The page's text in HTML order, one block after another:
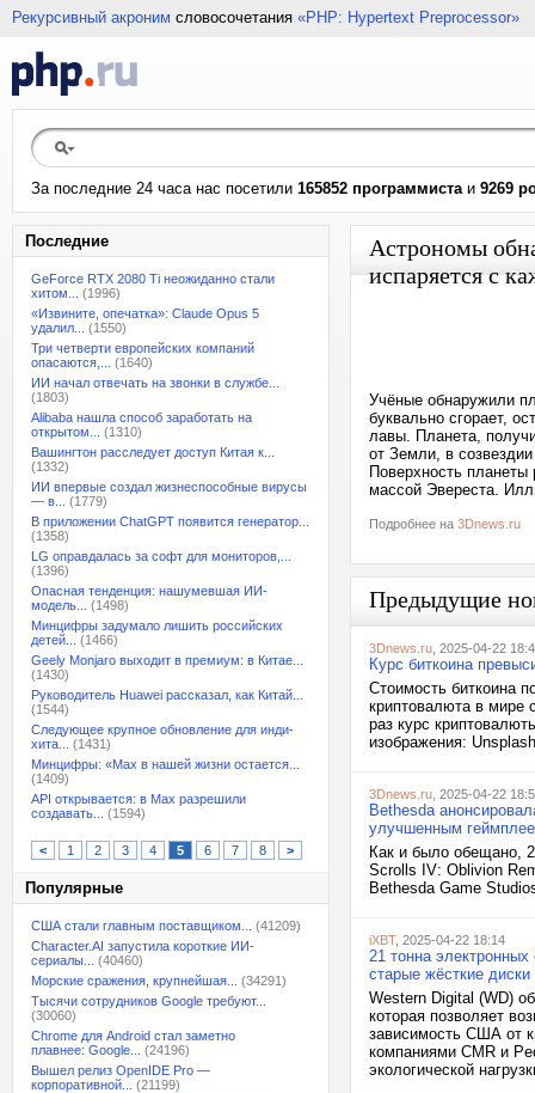
Рекурсивный акроним словосочетания «PHP: Hypertext Preprocessor»
За последние 24 часа нас посетили 165852 программистаи 9269
Последние
GeForce RTX 2080 Ti неожиданно стали
хитом...
(1996)
«Извините, опечатка»: Claude Opus 5
удалил...
(1550)
Три четверти европейских компаний
опасаются,...
(1640)
ИИ начал отвечать на звонки в службе...
(1803)
Alibaba нашла способ заработать на
открытом...
(1310)
Вашингтон расследует доступ Китая к...
(1332)
ИИ впервые создал жизнеспособные вирусы
— в...
(1779)
В приложении ChatGPT появится генератор...
(1358)
LG оправдалась за софт для мониторов,...
(1396)
Опасная тенденция: нашумевшая ИИ-
модель...
(1498)
Минцифры задумало лишить российских
детей...
(1466)
Geely Monjaro выходит в премиум: в Китае...
(1430)
Руководитель Huawei рассказал, как Китай...
(1544)
Следующее крупное обновление для инди-
хита...
(1431)
Минцифры: «Max в нашей жизни остается...
(1409)
API открывается: в Max разрешили
создавать...
(1594)
< 1 2 3 4 5 6 7 8 >
Популярные
США стали главным поставщиком...
(41209)
Character.AI запустила короткие ИИ-
сериалы...
(40460)
Морские сражения, крупнейшая...
(34291)
Тысячи сотрудников Google требуют...
(30060)
Chrome для Android стал заметно
плавнее: Google...
(24196)
Вышел релиз OpenIDE Pro —
корпоративной...
(21199)
Астрономы
испаряется с
Учёные обнаружили
буквально сгорает,
лавы. Планета,
от Земли, в
Поверхность
массой Эвереста.
Подробнее на 3Dnews.ru
Предыдущие
3Dnews.ru , 2025-04-22
Курс биткоина
Стоимость биткоина
криптовалюта в мире
раз курс
изображения:
3Dnews.ru , 2025-04-22
Bethesda
улучшенным
Как и было обещано,
Scrolls IV: Oblivion
Bethesda Game
iXBT, 2025-04-22 18:14
21 тонна
старые жёсткие диски
Western Digital (WD)
которая позволяет
зависимость США от
компаниями CMR и
экологической